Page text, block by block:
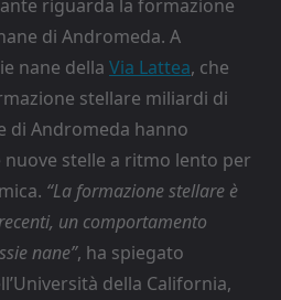
riguarda la formazione
di Andromeda. A
nane della Via Lattea, che
stellare miliardi di
di Andromeda hanno
stelle a ritmo lento per
“La formazione stellare è
un comportamento
nane”, ha spiegato
della California,